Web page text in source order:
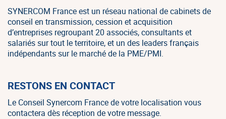
SYNERCOM France est un réseau national de cabinets de
conseil en transmission, cession et acquisition
d’entreprises regroupant 20 associés, consultants et
salariés sur tout le territoire, et un des leaders français
indépendants sur le marché de la PME/PMI.
RESTONS EN CONTACT
Le Conseil Synercom France de votre localisation vous
contactera dès réception de votre message.